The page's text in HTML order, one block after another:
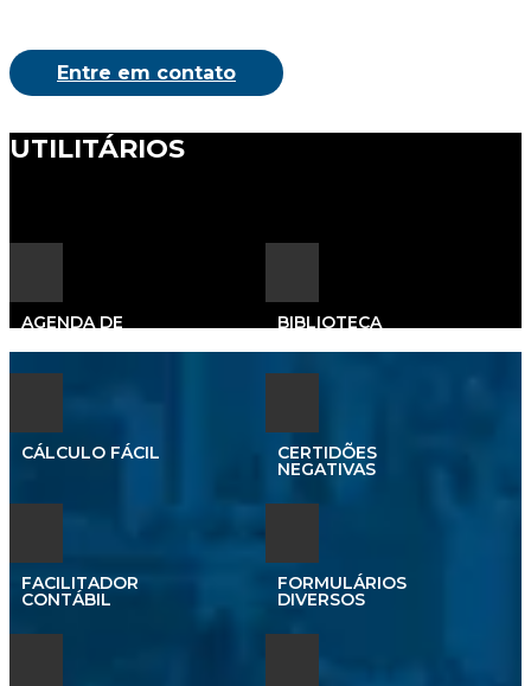
Entre em contato
UTILITÁRIOS
AGENDA DE
CÁLCULO FÁCIL
FACILITADOR
CONTÁBIL
BIBLIOTECA
CERTIDÕES
NEGATIVAS
FORMULÁRIOS
DIVERSOS